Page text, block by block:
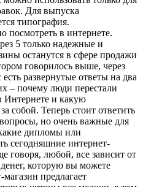
Для выпуска
типография.
в интернете.
5 только надежные и
останутся в сфере продажи
говорилось выше, через
развернутые ответы на два
– почему люди перестали
Интернете и какую
собой. Теперь стоит ответить
но очень важные для
дипломы или
сегодняшние интернет-
говоря, любой, все зависит от
которую вы можете
предлагает